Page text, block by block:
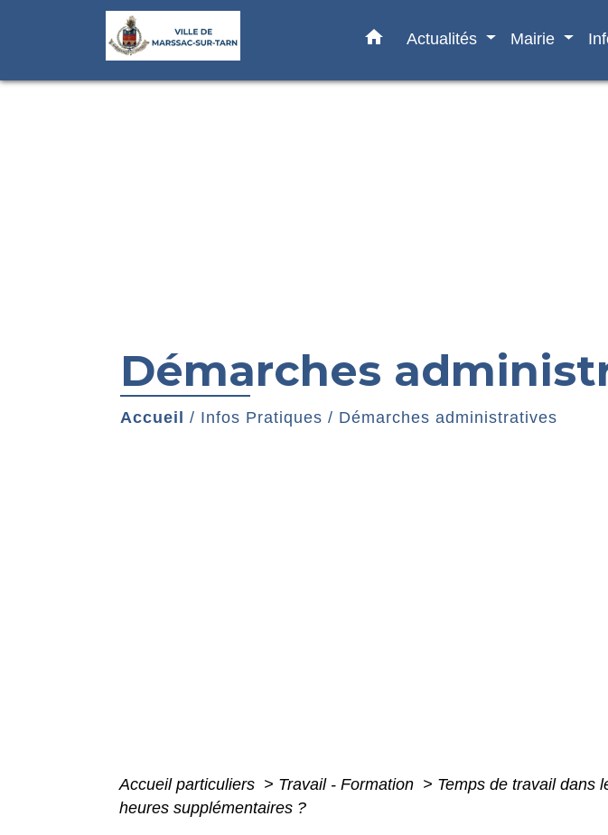
home Actualités Mairie
Démarches
Accueil / Infos Pratiques / Démarches administratives
Accueil particuliers > Travail - Formation > Temps de travail dans
heures supplémentaires ?